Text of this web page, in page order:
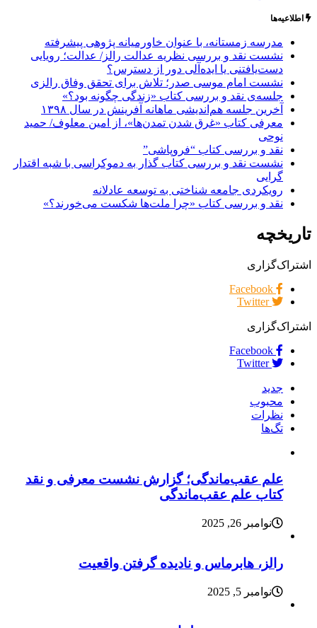
اطلاعیه‌ها
مدرسه زمستانه، با عنوان خاورمیانه پژوهی پیشرفته
نشست نقد و بررسی نظریه عدالت رالز/ عدالت؛ رویایی
دست‌یافتنی یا ایده‌آلی دور از دسترس؟
نشست امام موسی صدر؛ تلاش برای تحقق وفاق رالزی
جلسه‌ی نقد و بررسی کتاب «زندگی چگونه بود؟»
آخرین جلسه هم‌اندیشی ماهانه آفرینش در سال ۱۳۹۸
معرفی کتاب «غرق شدن تمدن‌ها»، از امین معلوف/ حمید
نوحی
نقد و بررسی کتاب “فروپاشی”
نشست نقد و بررسی کتاب گذار به دموکراسی با شبه اقتدار
گرایی
رویکردی جامعه شناختی به توسعه عادلانه
نقد و بررسی کتاب «چرا ملت‌ها شکست می‌خورند؟»
تاریخچه
اشتراک‌گزاری
Facebook
Twitter
اشتراک‌گزاری
Facebook
Twitter
جدید
محبوب
نظرات
تگ‌ها
علم عقب‌ماندگی؛ گزارش نشست معرفی و نقد
کتاب علم عقب‌ماندگی
نوامبر 26, 2025
رالز، هابرماس و نادیده گرفتن واقعیت
نوامبر 5, 2025